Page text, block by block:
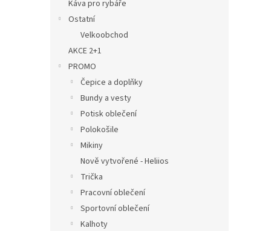
Káva pro rybáře
Ostatní
Velkoobchod
AKCE 2+1
PROMO
Čepice a doplňky
Bundy a vesty
Potisk oblečení
Polokošile
Mikiny
Nově vytvořené - Heliios
Trička
Pracovní oblečení
Sportovní oblečení
Kalhoty